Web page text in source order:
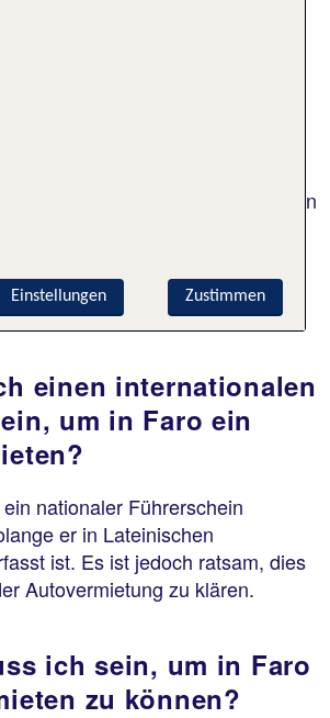
gibt es auch einige Autobahnen
und ob Du eventuell ein
benötigst.
einen internationalen
um in Faro ein
nationaler Führerschein
er in Lateinischen
ist. Es ist jedoch ratsam, dies
Autovermietung zu klären.
ich sein, um in Faro
zu können?
Zustimmen
Einstellungen